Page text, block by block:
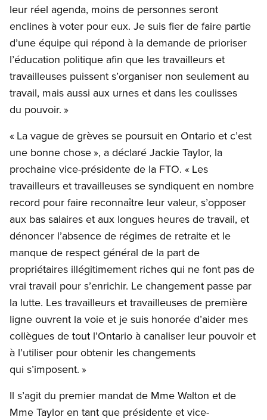
leur réel agenda, moins de personnes seront
enclines à voter pour eux. Je suis fier de faire partie
d’une équipe qui répond à la demande de prioriser
l’éducation politique afin que les travailleurs et
travailleuses puissent s’organiser non seulement au
travail, mais aussi aux urnes et dans les coulisses
du pouvoir. »
« La vague de grèves se poursuit en Ontario et c’est
une bonne chose », a déclaré Jackie Taylor, la
prochaine vice-présidente de la FTO. « Les
travailleurs et travailleuses se syndiquent en nombre
record pour faire reconnaître leur valeur, s’opposer
aux bas salaires et aux longues heures de travail, et
dénoncer l’absence de régimes de retraite et le
manque de respect général de la part de
propriétaires illégitimement riches qui ne font pas de
vrai travail pour s’enrichir. Le changement passe par
la lutte. Les travailleurs et travailleuses de première
ligne ouvrent la voie et je suis honorée d’aider mes
collègues de tout l’Ontario à canaliser leur pouvoir et
à l’utiliser pour obtenir les changements
qui s’imposent. »
Il s’agit du premier mandat de Mme Walton et de
Mme Taylor en tant que présidente et vice-